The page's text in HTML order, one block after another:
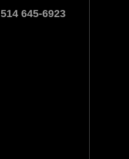
514 645-6923